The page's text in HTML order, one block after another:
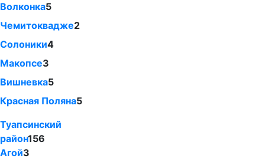
Волконка5
Чемитоквадже2
Солоники4
Макопсе3
Вишневка5
Красная Поляна5
Туапсинский
район156
Агой3